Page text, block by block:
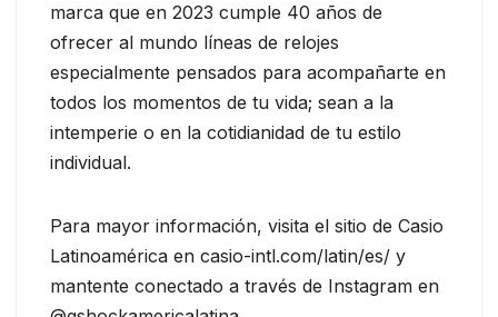
marca que en 2023 cumple 40 años de
ofrecer al mundo líneas de relojes
especialmente pensados para acompañarte en
todos los momentos de tu vida; sean a la
intemperie o en la cotidianidad de tu estilo
individual.
Para mayor información, visita el sitio de Casio
Latinoamérica en casio-intl.com/latin/es/ y
mantente conectado a través de Instagram en